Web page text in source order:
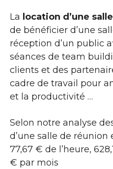
La location d’une
de bénéficier d’une
réception d’un public
séances de team
clients et des
cadre de travail pour
et la productivité …
Selon notre analyse
d’une salle de réunion
77,67 € de l’heure,
€ par mois